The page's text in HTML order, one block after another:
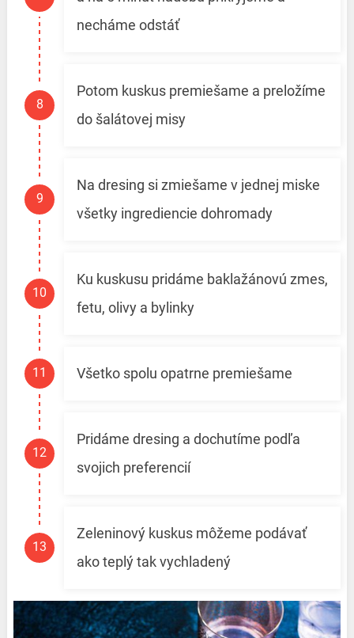
necháme odstáť
Potom kuskus premiešame a preložíme
do šalátovej misy
Na dresing si zmiešame v jednej miske
všetky ingrediencie dohromady
Ku kuskusu pridáme baklažánovú zmes,
fetu, olivy a bylinky
Všetko spolu opatrne premiešame
Pridáme dresing a dochutíme podľa
svojich preferencií
Zeleninový kuskus môžeme podávať
ako teplý tak vychladený